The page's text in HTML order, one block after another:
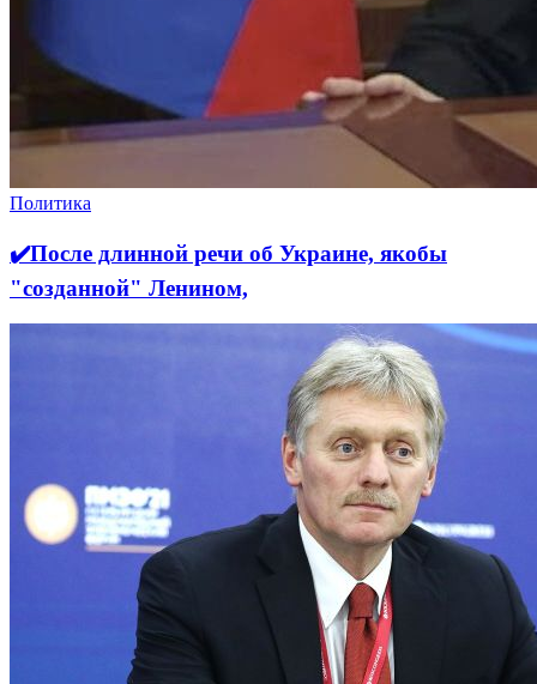
Политика
✔️После длинной речи об Украине, якобы
"созданной" Ленином,